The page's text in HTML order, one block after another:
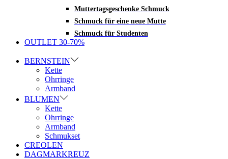
Muttertagsgeschenke Schmuck
Schmuck für eine neue Mutte
Schmuck für Studenten
OUTLET 30-70%
BERNSTEIN
Kette
Ohrringe
Armband
BLUMEN
Kette
Ohrringe
Armband
Schmukset
CREOLEN
DAGMARKREUZ